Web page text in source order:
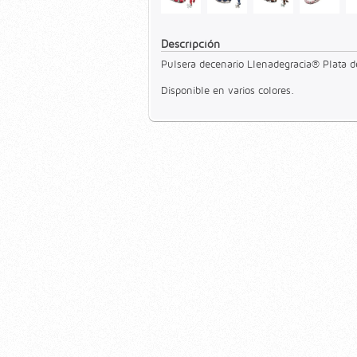
Descripción
Pulsera decenario Llenadegracia® Plata
Disponible en varios colores.